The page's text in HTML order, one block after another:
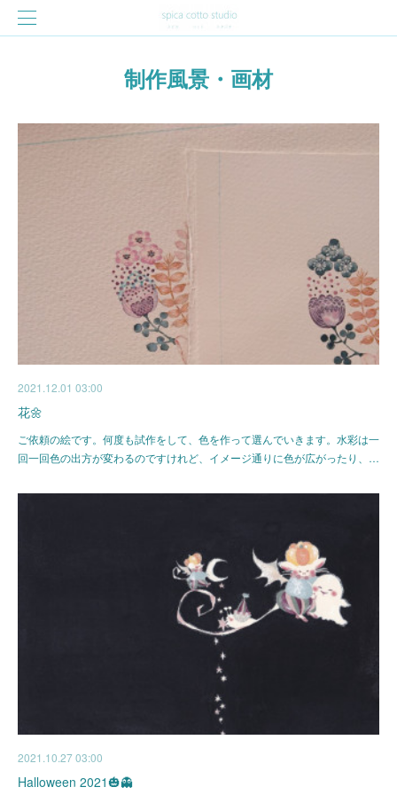
制作風景・画材
2021.12.01 03:00
花🌼
ご依頼の絵です。何度も試作をして、色を作って選んでいきます。水彩は一
回一回色の出方が変わるのですけれど、イメージ通りに色が広がったり、…
2021.10.27 03:00
Halloween 2021🎃👻